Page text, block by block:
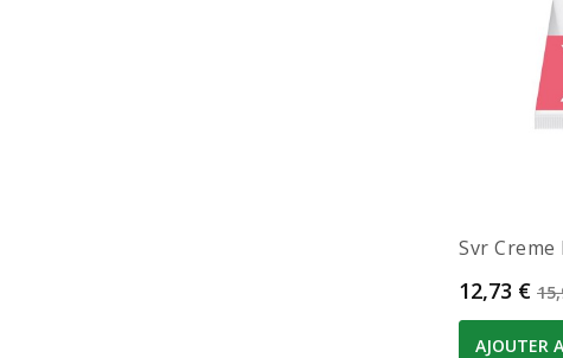
Svr Creme
Prix
12,73 €
AJOUTER